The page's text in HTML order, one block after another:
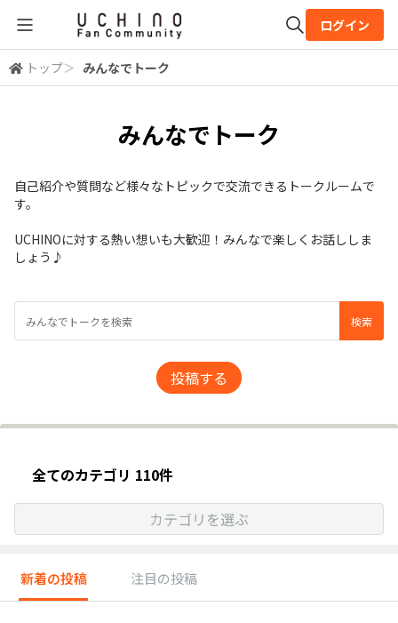
全体検索
ログイン
トップ＞ みんなでトーク
みんなでトーク
自己紹介や質問など様々なトピックで交流できるトークルームで
す。
UCHINOに対する熱い想いも大歓迎！みんなで楽しくお話ししま
しょう♪
投稿する
全てのカテゴリ 110件
カテゴリを選ぶ
新着の投稿 注目の投稿